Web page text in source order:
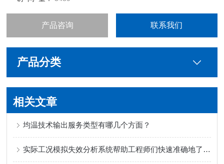
产品咨询 联系我们
产品分类
相关文章
均温技术输出服务类型有哪几个方面？
实际工况模拟失效分析系统帮助工程师们快速准确地了解产品失效状况